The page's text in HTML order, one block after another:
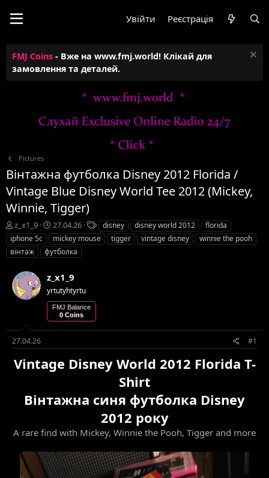
Увійти Реєстрація
FMJ Coins - Вже на www.fmj.world! Клікай для
замовлення та деталей.
Pictures
Вінтажна футболка Disney 2012 Florida /
Vintage Blue Disney World Tee 2012 (Mickey,
Winnie, Tigger)
А
в
т
о
т
е
м
z_x1_9
Д
а
т
а
т
в
о
р
е
н
27.04.26
Т
е
г
disney disney world 2012
florida
iphone 5c
mickey mouse tigger vintage disney
winnie the pooh
вінтаж
футболка
z_x1_9
yrtutyhtyrtu
FMJ Balance
0 Coins
27.04.26 #1
Vintage Disney World 2012 Florida T-
Shirt
Вінтажна синя футболка Disney
2012 року
A rare find with Mickey, Winnie the Pooh, Tigger and more